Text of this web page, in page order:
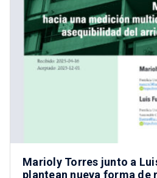
Marioly Torres junto a
plantean nueva forma de